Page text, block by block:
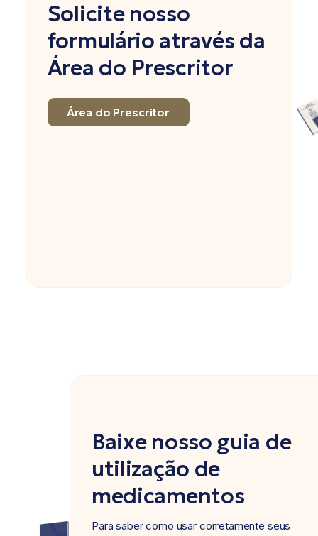
Solicite nosso
formulário através da
Área do Prescritor
Área do Prescritor
Baixe nosso guia de
utilização de
medicamentos
Para saber como usar corretamente seus